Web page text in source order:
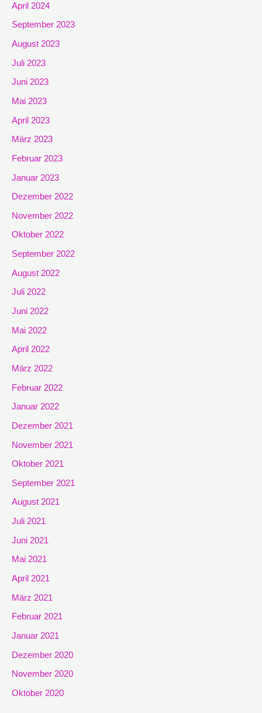
April 2024
September 2023
August 2023
Juli 2023
Juni 2023
Mai 2023
April 2023
März 2023
Februar 2023
Januar 2023
Dezember 2022
November 2022
Oktober 2022
September 2022
August 2022
Juli 2022
Juni 2022
Mai 2022
April 2022
März 2022
Februar 2022
Januar 2022
Dezember 2021
November 2021
Oktober 2021
September 2021
August 2021
Juli 2021
Juni 2021
Mai 2021
April 2021
März 2021
Februar 2021
Januar 2021
Dezember 2020
November 2020
Oktober 2020